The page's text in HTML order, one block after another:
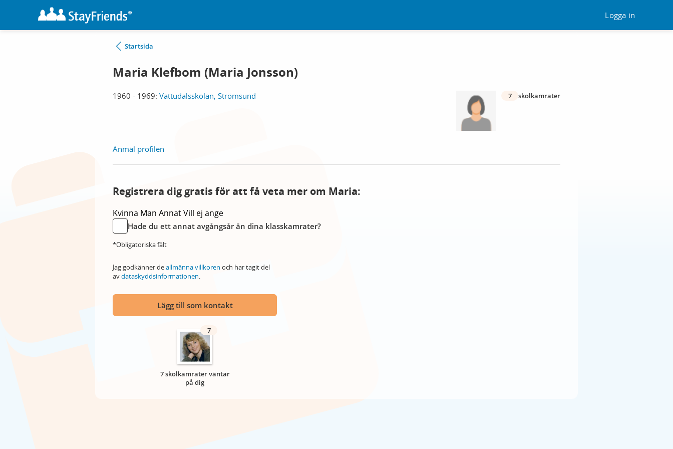
Logga in
Startsida
Maria Klefbom (Maria Jonsson)
1960 - 1969: Vattudalsskolan, Strömsund 7 skolkamrater
Anmäl profilen
Registrera dig gratis för att få veta mer om Maria:
Kvinna Man AnnatVill ej ange
Hade du ett annat avgångsår än dina klasskamrater?
*Obligatoriska fält
Jag godkänner deallmänna villkoren och har tagit del
avdataskyddsinformationen.
Lägg till som kontakt
7
7 skolkamrater väntar
på dig